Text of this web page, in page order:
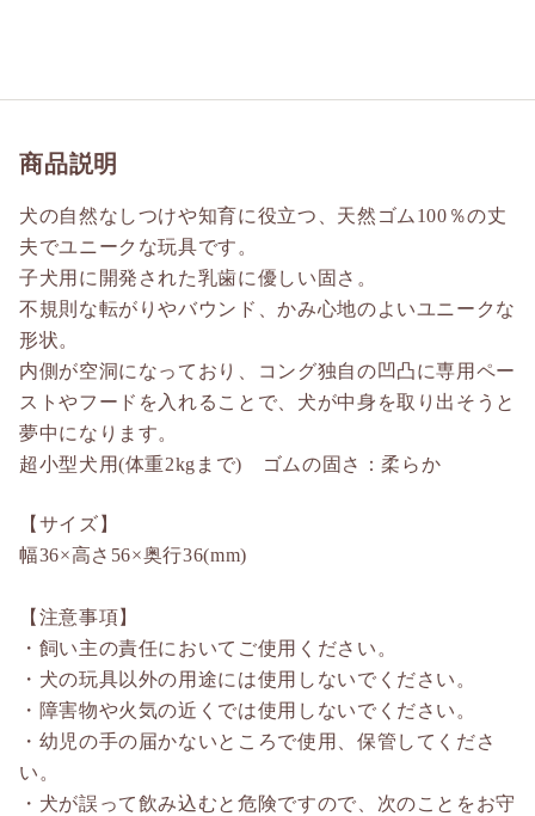
商品説明
犬の自然なしつけや知育に役立つ、天然ゴム100％の丈
夫でユニークな玩具です。
子犬用に開発された乳歯に優しい固さ。
不規則な転がりやバウンド、かみ心地のよいユニークな
形状。
内側が空洞になっており、コング独自の凹凸に専用ペー
ストやフードを入れることで、犬が中身を取り出そうと
夢中になります。
超小型犬用(体重2kgまで) ゴムの固さ：柔らか
【サイズ】
幅36×高さ56×奥行36(mm)
【注意事項】
・飼い主の責任においてご使用ください。
・犬の玩具以外の用途には使用しないでください。
・障害物や火気の近くでは使用しないでください。
・幼児の手の届かないところで使用、保管してくださ
い。
・犬が誤って飲み込むと危険ですので、次のことをお守